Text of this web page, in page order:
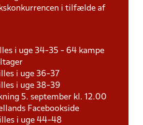
i tilfælde af
i uge 34-35 - 64 kampe
i uge 36-37
i uge 38-39
5. september kl. 12.00
Facebookside
i uge 44-48